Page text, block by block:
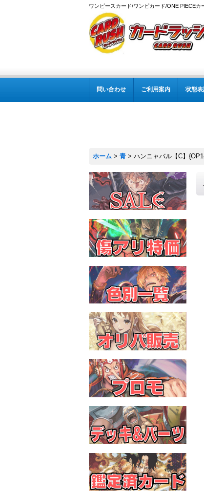
ワンピースカード/ワンピカード/ONE PIECEカ
問い合わせ ご利用案内 状態
ホーム > 青 > ハンニャバル【C】